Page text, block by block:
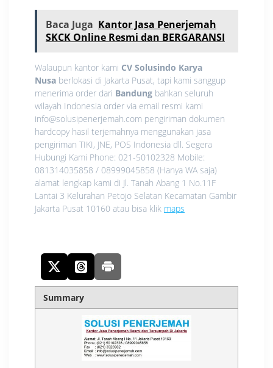
Baca Juga Kantor Jasa Penerjemah
SKCK Online Resmi dan BERGARANSI
Walaupun kantor kami CV Solusindo Karya
Nusa berlokasi di Jakarta Pusat, tapi kami sanggup
menerima order dari Bandung bahkan seluruh
wilayah Indonesia order via email resmi kami
info@solusipenerjemah.com pengiriman dokumen
hardcopy hasil terjemahnya menggunakan jasa
pengiriman TIKI, JNE, POS Indonesia dll. Segera
Hubungi Kami Phone: 021-50102328 Mobile:
081314035858 / 08999045858 (Hanya WA saja)
alamat lengkap kami di Jl. Tanah Abang 1 No.11F
Lantai 3 Kelurahan Petojo Selatan Kecamatan Gambir
Jakarta Pusat 10160 atau bisa klik maps
Summary